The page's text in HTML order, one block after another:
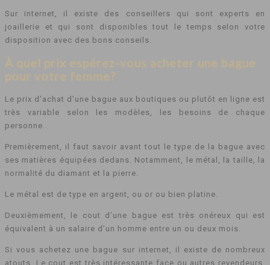
Sur internet, il existe des conseillers qui sont experts en
joaillerie et qui sont disponibles tout le temps selon votre
disposition avec des bons conseils.
À quel prix espérez-vous acheter une bague
pour votre femme?
Le prix d’achat d’une bague aux boutiques ou plutôt en ligne est
très variable selon les modèles, les besoins de chaque
personne.
Premièrement, il faut savoir avant tout le type de la bague avec
ses matières équipées dedans. Notamment, le métal, la taille, la
normalité du diamant et la pierre.
Le métal est de type en argent, ou or ou bien platine.
Deuxièmement, le cout d’une bague est très onéreux qui est
équivalent à un salaire d’un homme entre un ou deux mois.
Si vous achetez une bague sur internet, il existe de nombreux
atouts. Le cout est très intéressante face ou autres revendeurs.